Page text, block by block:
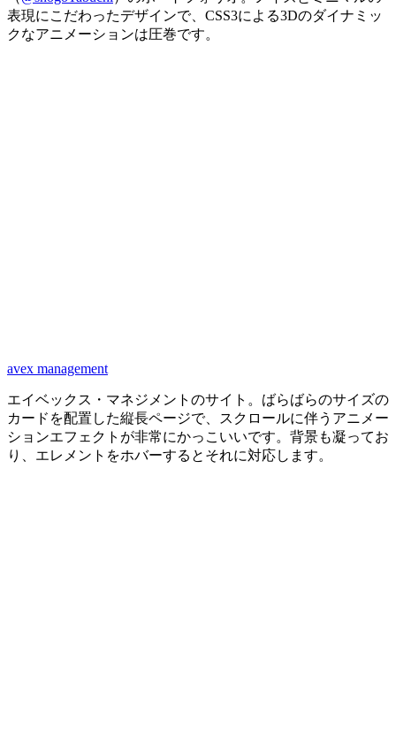
表現にこだわったデザインで、CSS3による3Dのダイナミッ
クなアニメーションは圧巻です。
avex management
エイベックス・マネジメントのサイト。ばらばらのサイズの
カードを配置した縦長ページで、スクロールに伴うアニメー
ションエフェクトが非常にかっこいいです。背景も凝ってお
り、エレメントをホバーするとそれに対応します。